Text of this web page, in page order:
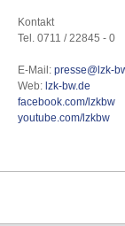
Kontakt
Tel. 0711 / 22845 - 0
E-Mail: presse@lzk-
Web: lzk-bw.de
facebook.com/lzkbw
youtube.com/lzkbw